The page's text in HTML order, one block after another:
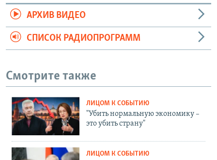
АРХИВ ВИДЕО
СПИСОК РАДИОПРОГРАММ
Смотрите также
ЛИЦОМ К СОБЫТИЮ
"Убить нормальную экономику –
это убить страну"
ЛИЦОМ К СОБЫТИЮ